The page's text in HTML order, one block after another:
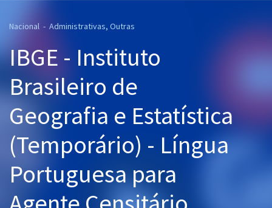
Cursos 20% OFF
Pós
Graduação
OAB
Questões grátis
Nacional - Administrativas, Outras
IBGE - Instituto
Brasileiro de
Geografia e Estatística
(Temporário) - Língua
Portuguesa para